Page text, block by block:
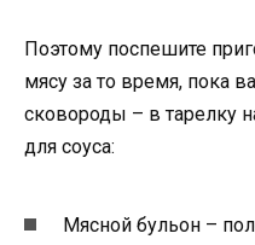
Поэтому поспешите
мясу за то время, пока
сковороды – в тарелку
для соуса:
Мясной бульон –